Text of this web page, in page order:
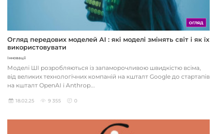
ОГЛЯД
Огляд передових моделей AI : які моделі змінять світ і як їх
використовувати
Інновації
Моделі ШІ розробляються із запаморочливою швидкістю всіма,
від великих технологічних компаній на кшталт Google до стартапів
на кшталт OpenAI і Anthrop...
18.02.25 9 355 0